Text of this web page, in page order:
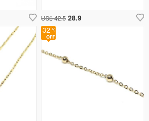
US$ 42.5 28.9
32